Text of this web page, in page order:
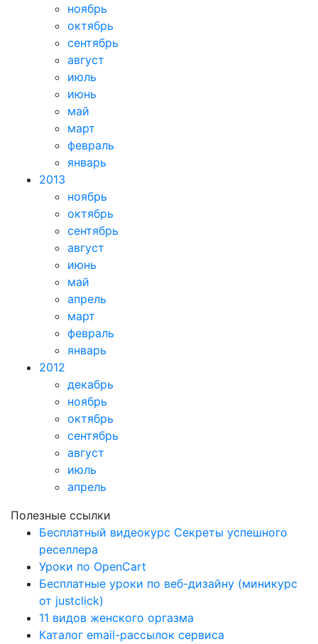
ноябрь
октябрь
сентябрь
август
июль
июнь
май
март
февраль
январь
2013
ноябрь
октябрь
сентябрь
август
июнь
май
апрель
март
февраль
январь
2012
декабрь
ноябрь
октябрь
сентябрь
август
июль
апрель
Полезные ссылки
Бесплатный видеокурс Секреты успешного
реселлера
Уроки по OpenCart
Бесплатные уроки по веб-дизайну (миникурс
от justclick)
11 видов женского оргазма
Каталог email-рассылок сервиса